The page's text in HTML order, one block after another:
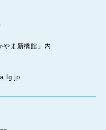
やま新橋館」内